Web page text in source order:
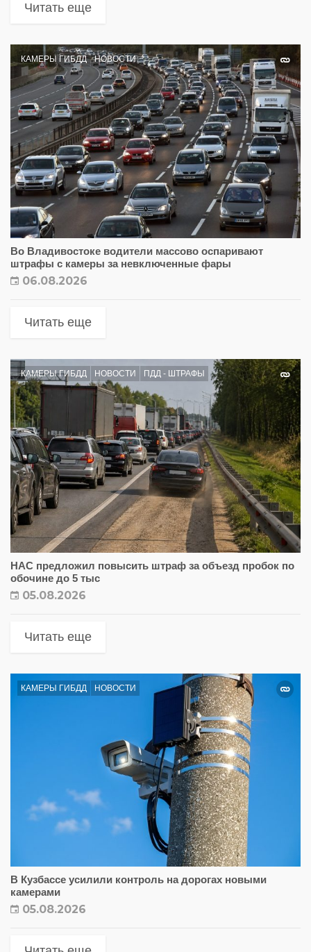
Читать еще
КАМЕРЫ ГИБДД НОВОСТИ
Во Владивостоке водители массово оспаривают
штрафы с камеры за невключенные фары
06.08.2026
Читать еще
КАМЕРЫ ГИБДД НОВОСТИ ПДД - ШТРАФЫ
НАС предложил повысить штраф за объезд пробок по
обочине до 5 тыс
05.08.2026
Читать еще
КАМЕРЫ ГИБДД НОВОСТИ
В Кузбассе усилили контроль на дорогах новыми
камерами
05.08.2026